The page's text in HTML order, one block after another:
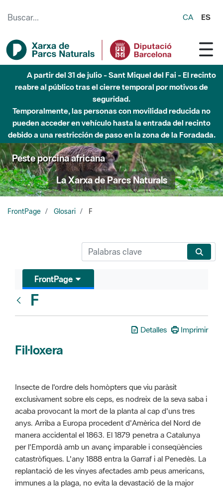
CA ES
A partir del 31 de julio - Sant Miquel del Fai - El recinto
reabre al público tras el cierre temporal por motivos de
seguridad.
Temporalmente, las personas con movilidad reducida no
pueden acceder en vehículo hasta la entrada del recinto
debido a una restricción de paso en la zona de la Foradada.
Peste porcina africana
La Xarxa de Parcs Naturals
FrontPage Glosari F
FrontPage
F
Detalles Imprimir
Fil·loxera
Insecte de l'ordre dels homòpters que viu paràsit
exclusivament sobre els ceps, es nodreix de la seva saba i
acaba provocant la mort de la planta al cap d'uns tres
anys. Arriba a Europa procedent d'Amèrica del Nord de
manera accidental el 1863. El 1879 penetra a Catalunya
per l'Empordà amb un avanç imparable i conseqüències
catastròfiques. L'any 1888 entra la Garraf i al Penedès. La
replantació de les vinyes afectades amb peus americans,
immunes a la plaga, no evita la devastació de la major